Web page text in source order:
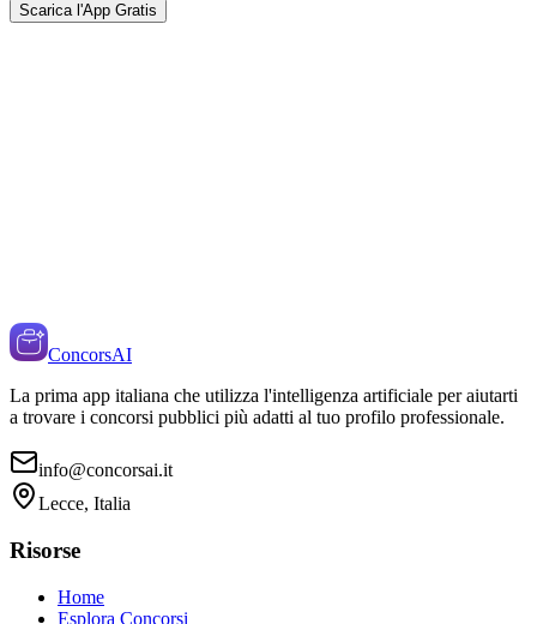
Scarica l'App Gratis
ConcorsAI
La prima app italiana che utilizza l'intelligenza artificiale per aiutarti
a trovare i concorsi pubblici più adatti al tuo profilo professionale.
info@concorsai.it
Lecce, Italia
Risorse
Home
Esplora Concorsi